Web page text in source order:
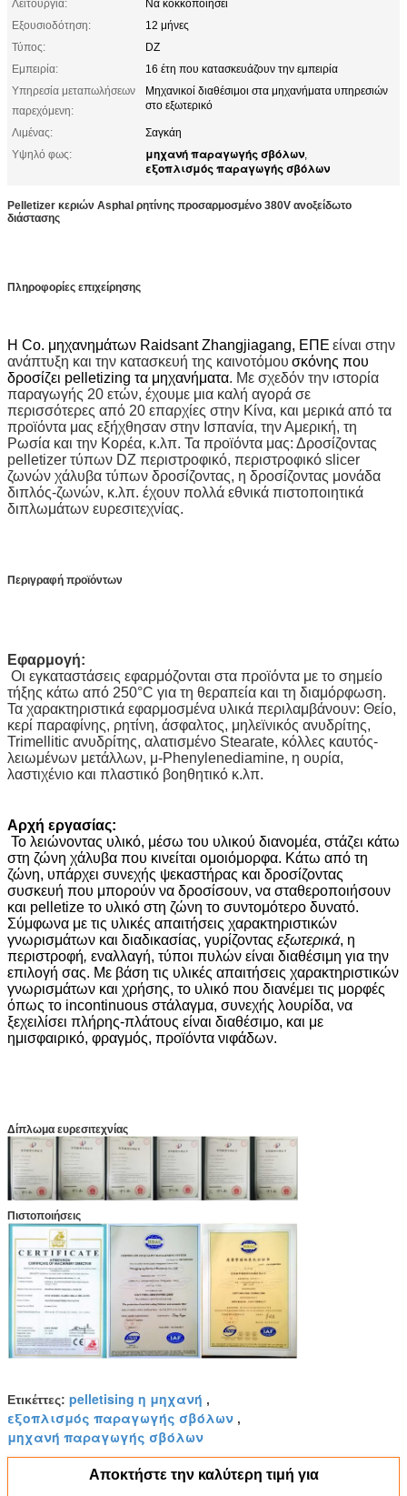
Λειτουργία:
Να κοκκοποιήσει
Εξουσιοδότηση:
12 μήνες
Τύπος:
DZ
Εμπειρία:
16 έτη που κατασκευάζουν την εμπειρία
Υπηρεσία μεταπωλήσεων
παρεχόμενη:
Μηχανικοί διαθέσιμοι στα μηχανήματα υπηρεσιών
στο εξωτερικό
Λιμένας:
Σαγκάη
Υψηλό φως:
μηχανή παραγωγής σβόλων,
εξοπλισμός παραγωγής σβόλων
Pelletizer κεριών Asphal ρητίνης προσαρμοσμένο 380V ανοξείδωτο
διάστασης
Πληροφορίες επιχείρησης
Η Co. μηχανημάτων Raidsant Zhangjiagang, ΕΠΕ είναι στην
ανάπτυξη και την κατασκευή της καινοτόμου σκόνης που
δροσίζει pelletizing τα μηχανήματα. Με σχεδόν την ιστορία
παραγωγής 20 ετών, έχουμε μια καλή αγορά σε
περισσότερες από 20 επαρχίες στην Κίνα, και μερικά από τα
προϊόντα μας εξήχθησαν στην Ισπανία, την Αμερική, τη
Ρωσία και την Κορέα, κ.λπ. Τα προϊόντα μας: Δροσίζοντας
pelletizer τύπων DZ περιστροφικό, περιστροφικό slicer
ζωνών χάλυβα τύπων δροσίζοντας, η δροσίζοντας μονάδα
διπλός-ζωνών, κ.λπ. έχουν πολλά εθνικά πιστοποιητικά
διπλωμάτων ευρεσιτεχνίας.
Περιγραφή προϊόντων
Εφαρμογή:
Οι εγκαταστάσεις εφαρμόζονται στα προϊόντα με το σημείο
τήξης κάτω από 250°C για τη θεραπεία και τη διαμόρφωση.
Τα χαρακτηριστικά εφαρμοσμένα υλικά περιλαμβάνουν: Θείο,
κερί παραφίνης, ρητίνη, άσφαλτος, μηλεϊνικός ανυδρίτης,
Trimellitic ανυδρίτης, αλατισμένο Stearate, κόλλες καυτός-
λειωμένων μετάλλων, μ-Phenylenediamine, η ουρία,
λαστιχένιο και πλαστικό βοηθητικό κ.λπ.
Αρχή εργασίας:
Το λειώνοντας υλικό, μέσω του υλικού διανομέα, στάζει κάτω
στη ζώνη χάλυβα που κινείται ομοιόμορφα. Κάτω από τη
ζώνη, υπάρχει συνεχής ψεκαστήρας και δροσίζοντας
συσκευή που μπορούν να δροσίσουν, να σταθεροποιήσουν
και pelletize το υλικό στη ζώνη το συντομότερο δυνατό.
Σύμφωνα με τις υλικές απαιτήσεις χαρακτηριστικών
γνωρισμάτων και διαδικασίας, γυρίζοντας εξωτερικά, η
περιστροφή, εναλλαγή, τύποι πυλών είναι διαθέσιμη για την
επιλογή σας. Με βάση τις υλικές απαιτήσεις χαρακτηριστικών
γνωρισμάτων και χρήσης, το υλικό που διανέμει τις μορφές
όπως το incontinuous στάλαγμα, συνεχής λουρίδα, να
ξεχειλίσει πλήρης-πλάτους είναι διαθέσιμο, και με
ημισφαιρικό, φραγμός, προϊόντα νιφάδων.
Δίπλωμα ευρεσιτεχνίας
Πιστοποιήσεις
Ετικέττες: pelletising η μηχανή ,
εξοπλισμός παραγωγής σβόλων ,
μηχανή παραγωγής σβόλων
Αποκτήστε την καλύτερη τιμή για